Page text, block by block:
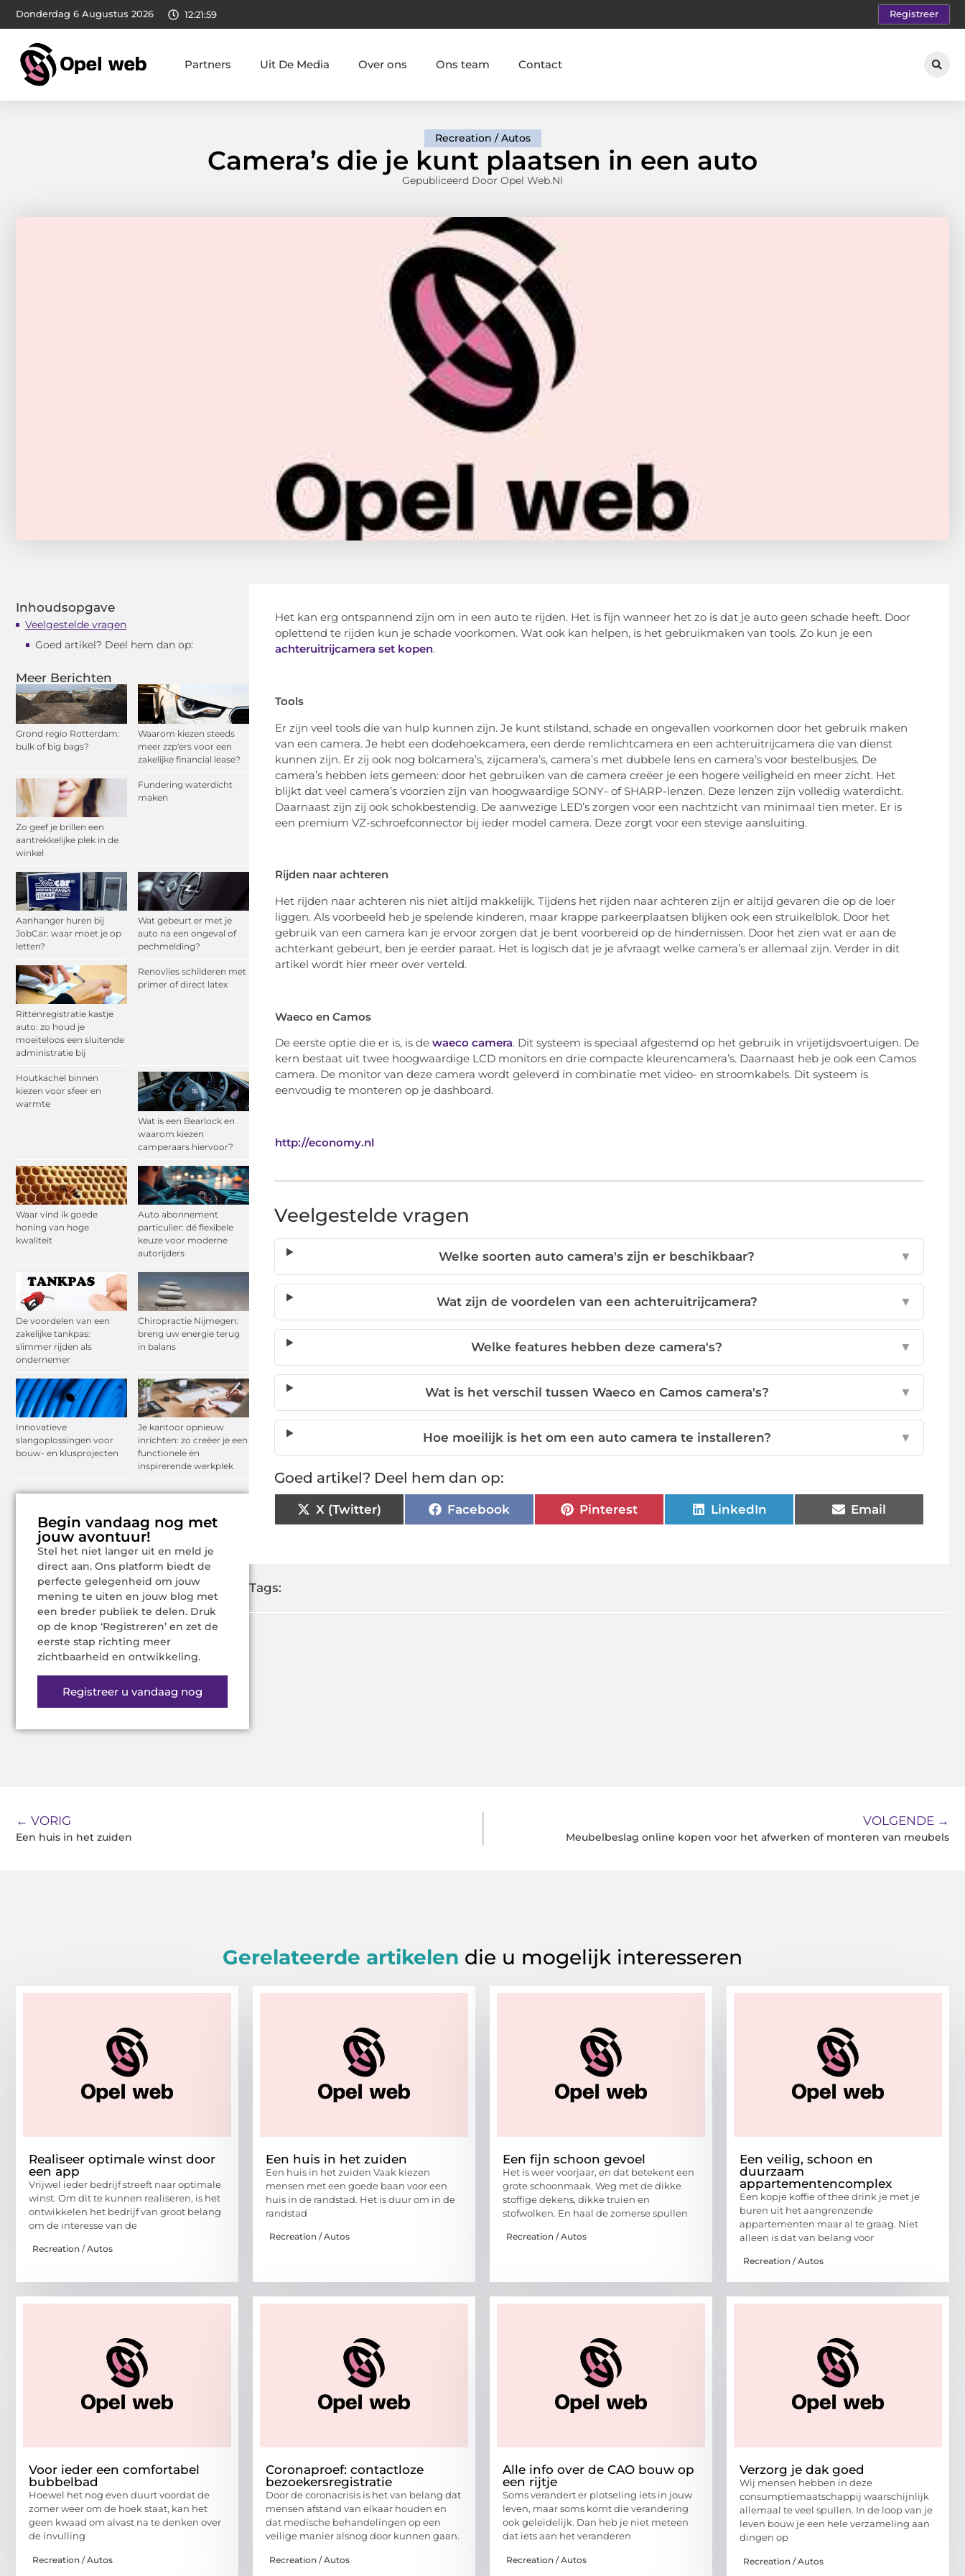
Donderdag 6 Augustus 2026 12:22:00 Registreer
Partners Uit De Media Over ons Ons team Contact
Recreation / Autos
Camera’s die je kunt plaatsen in een auto
Gepubliceerd Door Opel Web.nl
Inhoudsopgave
Veelgestelde vragen
Goed artikel? Deel hem dan op:
Meer Berichten
Grond regio Rotterdam:
bulk of big bags?
Waarom kiezen steeds
meer zzp'ers voor een
zakelijke financial lease?
Zo geef je brillen een
aantrekkelijke plek in de
winkel
Fundering waterdicht
maken
Aanhanger huren bij
JobCar: waar moet je op
letten?
Wat gebeurt er met je
auto na een ongeval of
pechmelding?
Rittenregistratie kastje
auto: zo houd je
moeiteloos een sluitende
administratie bij
Renovlies schilderen met
primer of direct latex
Houtkachel binnen
kiezen voor sfeer en
warmte
Wat is een Bearlock en
waarom kiezen
camperaars hiervoor?
Waar vind ik goede
honing van hoge
kwaliteit
Auto abonnement
particulier: dé flexibele
keuze voor moderne
autorijders
De voordelen van een
zakelijke tankpas:
slimmer rijden als
ondernemer
Chiropractie Nijmegen:
breng uw energie terug
in balans
Innovatieve
slangoplossingen voor
bouw- en klusprojecten
Je kantoor opnieuw
inrichten: zo creëer je een
functionele én
inspirerende werkplek
Begin vandaag nog met
jouw avontuur!
Stel het niet langer uit en meld je
direct aan. Ons platform biedt de
perfecte gelegenheid om jouw
mening te uiten en jouw blog met
een breder publiek te delen. Druk
op de knop ‘Registreren’ en zet de
eerste stap richting meer
zichtbaarheid en ontwikkeling.
Registreer u vandaag nog
Het kan erg ontspannend zijn om in een auto te rijden. Het is fijn wanneer het zo is dat je auto geen schade heeft. Door
oplettend te rijden kun je schade voorkomen. Wat ook kan helpen, is het gebruikmaken van tools. Zo kun je een
achteruitrijcamera set kopen.
Tools
Er zijn veel tools die van hulp kunnen zijn. Je kunt stilstand, schade en ongevallen voorkomen door het gebruik maken
van een camera. Je hebt een dodehoekcamera, een derde remlichtcamera en een achteruitrijcamera die van dienst
kunnen zijn. Er zij ook nog bolcamera’s, zijcamera’s, camera’s met dubbele lens en camera’s voor bestelbusjes. De
camera’s hebben iets gemeen: door het gebruiken van de camera creëer je een hogere veiligheid en meer zicht. Het
blijkt dat veel camera’s voorzien zijn van hoogwaardige SONY- of SHARP-lenzen. Deze lenzen zijn volledig waterdicht.
Daarnaast zijn zij ook schokbestendig. De aanwezige LED’s zorgen voor een nachtzicht van minimaal tien meter. Er is
een premium VZ-schroefconnector bij ieder model camera. Deze zorgt voor een stevige aansluiting.
Rijden naar achteren
Het rijden naar achteren nis niet altijd makkelijk. Tijdens het rijden naar achteren zijn er altijd gevaren die op de loer
liggen. Als voorbeeld heb je spelende kinderen, maar krappe parkeerplaatsen blijken ook een struikelblok. Door het
gebruik van een camera kan je ervoor zorgen dat je bent voorbereid op de hindernissen. Door het zien wat er aan de
achterkant gebeurt, ben je eerder paraat. Het is logisch dat je je afvraagt welke camera’s er allemaal zijn. Verder in dit
artikel wordt hier meer over verteld.
Waeco en Camos
De eerste optie die er is, is de waeco camera. Dit systeem is speciaal afgestemd op het gebruik in vrijetijdsvoertuigen. De
kern bestaat uit twee hoogwaardige LCD monitors en drie compacte kleurencamera’s. Daarnaast heb je ook een Camos
camera. De monitor van deze camera wordt geleverd in combinatie met video- en stroomkabels. Dit systeem is
eenvoudig te monteren op je dashboard.
http://economy.nl
Veelgestelde vragen
Welke soorten auto camera's zijn er beschikbaar? ▼
Wat zijn de voordelen van een achteruitrijcamera? ▼
Welke features hebben deze camera's? ▼
Wat is het verschil tussen Waeco en Camos camera's? ▼
Hoe moeilijk is het om een auto camera te installeren? ▼
Goed artikel? Deel hem dan op:
X (Twitter) Facebook Pinterest LinkedIn Email
Tags:
← VORIG
Een huis in het zuiden
VOLGENDE →
Meubelbeslag online kopen voor het afwerken of monteren van meubels
Gerelateerde artikelen die u mogelijk interesseren
Realiseer optimale winst door
een app
Vrijwel ieder bedrijf streeft naar optimale
winst. Om dit te kunnen realiseren, is het
ontwikkelen het bedrijf van groot belang
om de interesse van de
Recreation / Autos
Een huis in het zuiden
Een huis in het zuiden Vaak kiezen
mensen met een goede baan voor een
huis in de randstad. Het is duur om in de
randstad
Recreation / Autos
Een fijn schoon gevoel
Het is weer voorjaar, en dat betekent een
grote schoonmaak. Weg met de dikke
stoffige dekens, dikke truien en
stofwolken. En haal de zomerse spullen
Recreation / Autos
Een veilig, schoon en
duurzaam
appartementencomplex
Een kopje koffie of thee drink je met je
buren uit het aangrenzende
appartementen maar al te graag. Niet
alleen is dat van belang voor
Recreation / Autos
Voor ieder een comfortabel
bubbelbad
Hoewel het nog even duurt voordat de
zomer weer om de hoek staat, kan het
geen kwaad om alvast na te denken over
de invulling
Recreation / Autos
Coronaproef: contactloze
bezoekersregistratie
Door de coronacrisis is het van belang dat
mensen afstand van elkaar houden en
dat medische behandelingen op een
veilige manier alsnog door kunnen gaan.
Recreation / Autos
Alle info over de CAO bouw op
een rijtje
Soms verandert er plotseling iets in jouw
leven, maar soms komt die verandering
ook geleidelijk. Dan heb je niet meteen
dat iets aan het veranderen
Recreation / Autos
Verzorg je dak goed
Wij mensen hebben in deze
consumptiemaatschappij waarschijnlijk
allemaal te veel spullen. In de loop van je
leven bouw je een hele verzameling aan
dingen op
Recreation / Autos